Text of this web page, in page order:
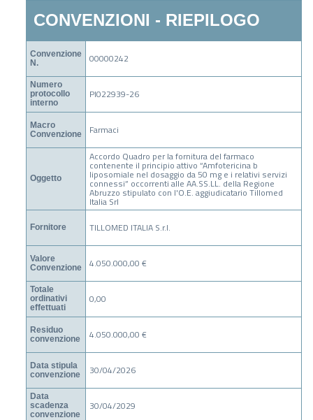
CONVENZIONI - RIEPILOGO
Convenzione
N.
00000242
Numero
protocollo
interno
PI022939-26
Macro
Convenzione
Farmaci
Oggetto
Accordo Quadro per la fornitura del farmaco
contenente il principio attivo “Amfotericina b
liposomiale nel dosaggio da 50 mg e i relativi servizi
connessi” occorrenti alle AA.SS.LL. della Regione
Abruzzo stipulato con l'O.E. aggiudicatario Tillomed
Italia Srl
Fornitore TILLOMED ITALIA S.r.l.
Valore
Convenzione
4.050.000,00 €
Totale
ordinativi
effettuati
0,00
Residuo
convenzione
4.050.000,00 €
Data stipula
convenzione
30/04/2026
Data
scadenza
convenzione
30/04/2029